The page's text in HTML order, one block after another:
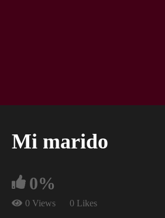
Mi marido
0%
0 Views 0 Likes